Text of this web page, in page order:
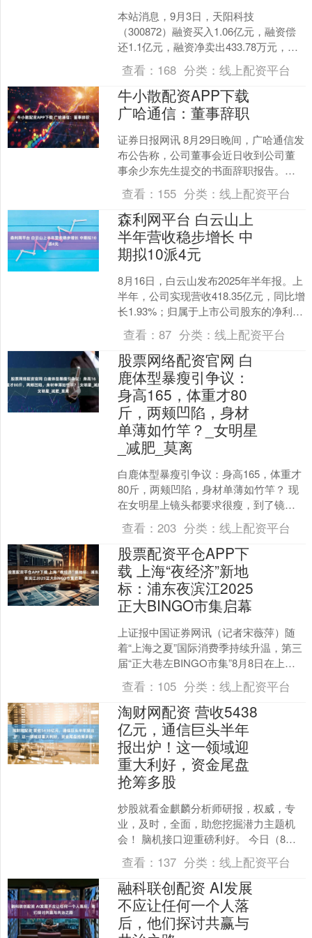
本站消息，9月3日，天阳科技
（300872）融资买入1.06亿元，融资偿
还1.1亿元，融资净卖出433.78万元，融
资余额9.66亿元，近20个交易日中有12
个....
查看： 168 分类： 线上配资平台
牛小散配资APP下载
广哈通信：董事辞职
证券日报网讯 8月29日晚间，广哈通信发
布公告称，公司董事会近日收到公司董
事余少东先生提交的书面辞职报告。余
少东先生因工作调整原因，向董事会辞
去公司董事职务。余....
查看： 155 分类： 线上配资平台
森利网平台 白云山上
半年营收稳步增长 中
期拟10派4元
8月16日，白云山发布2025年半年报。上
半年，公司实现营收418.35亿元，同比增
长1.93%；归属于上市公司股东的净利润
25.16亿元，同比下降1.31%；....
查看：87 分类：线上配资平台
股票网络配资官网 白
鹿体型暴瘦引争议：
身高165，体重才80
斤，两颊凹陷，身材
单薄如竹竿？_女明星
_减肥_莫离
白鹿体型暴瘦引争议：身高165，体重才
80斤，两颊凹陷，身材单薄如竹竿？ 现
在女明星上镜头都要求很瘦，到了镜头
之后才会呈现出正常的体重。 女明星对
于身材管理都有....
查看： 203 分类： 线上配资平台
股票配资平仓APP下
载 上海“夜经济”新地
标：浦东夜滨江2025
正大BINGO市集启幕
上证报中国证券网讯（记者宋薇萍）随
着“上海之夏”国际消费季持续升温，第三
届“正大巷左BINGO市集”8月8日在上海
市浦东新区陆家嘴富城路限时步行街启
幕。本届市集....
查看： 105 分类： 线上配资平台
淘财网配资 营收5438
亿元，通信巨头半年
报出炉！这一领域迎
重大利好，资金尾盘
抢筹多股
炒股就看金麒麟分析师研报，权威，专
业，及时，全面，助您挖掘潜力主题机
会！ 脑机接口迎重磅利好。 今日（8月7
日）沪指盘中再创年内新高。稀土永磁
板块午后爆发，半导....
查看： 137 分类： 线上配资平台
融科联创配资 AI发展
不应让任何一个人落
后，他们探讨共赢与